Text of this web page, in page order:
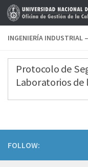
Saltar al contenido
INGENIERÍA INDUSTRIAL
Protocolo de
Laboratorios de
FOLLOW: